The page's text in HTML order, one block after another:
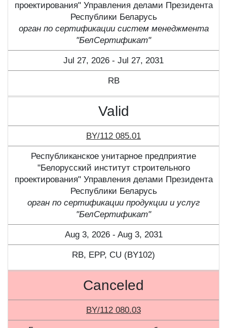
проектирования" Управления делами Президента
Республики Беларусь
орган по сертификации систем менеджмента
"БелСертификат"
Jul 27, 2026 - Jul 27, 2031
RB
Valid
BY/112 085.01
Республиканское унитарное предприятие
"Белорусский институт строительного
проектирования" Управления делами Президента
Республики Беларусь
орган по сертификации продукции и услуг
"БелСертификат"
Aug 3, 2026 - Aug 3, 2031
RB, ЕPP, CU (BY102)
Canceled
BY/112 080.03